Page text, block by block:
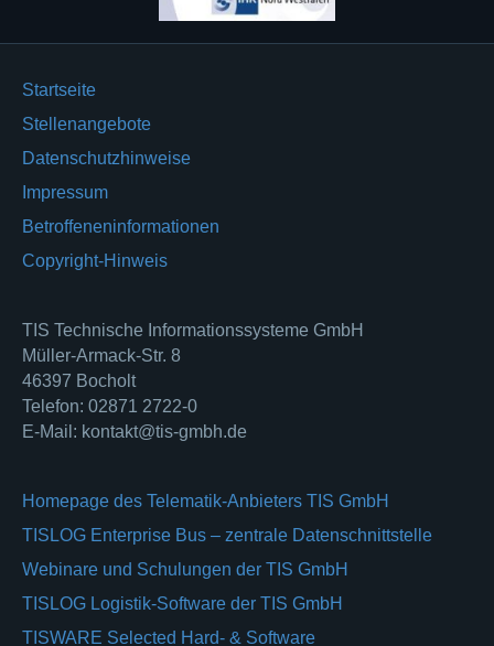
Startseite
Stellenangebote
Datenschutzhinweise
Impressum
Betroffeneninformationen
Copyright-Hinweis
TIS Technische Informationssysteme GmbH
Müller-Armack-Str. 8
46397 Bocholt
Telefon: 02871 2722-0
E-Mail: kontakt@tis-gmbh.de
Homepage des Telematik-Anbieters TIS GmbH
TISLOG Enterprise Bus – zentrale Datenschnittstelle
Webinare und Schulungen der TIS GmbH
TISLOG Logistik-Software der TIS GmbH
TISWARE Selected Hard- & Software